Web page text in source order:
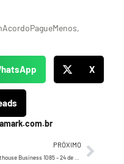
X
PRÓXIMO
Lighthouse Business 1085 – 24 de agosto de 2023